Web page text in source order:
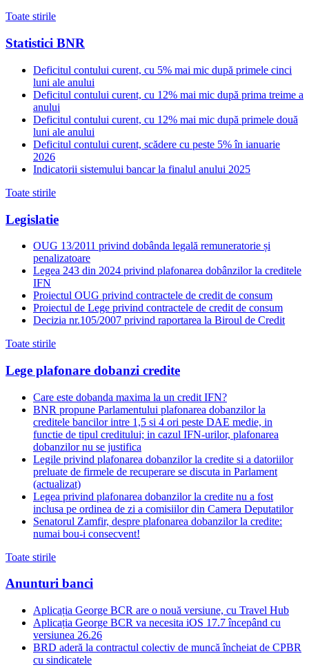
Toate stirile
Statistici BNR
Deficitul contului curent, cu 5% mai mic după primele cinci
luni ale anului
Deficitul contului curent, cu 12% mai mic după prima treime a
anului
Deficitul contului curent, cu 12% mai mic după primele două
luni ale anului
Deficitul contului curent, scădere cu peste 5% în ianuarie
2026
Indicatorii sistemului bancar la finalul anului 2025
Toate stirile
Legislatie
OUG 13/2011 privind dobânda legală remuneratorie și
penalizatoare
Legea 243 din 2024 privind plafonarea dobânzilor la creditele
IFN
Proiectul OUG privind contractele de credit de consum
Proiectul de Lege privind contractele de credit de consum
Decizia nr.105/2007 privind raportarea la Biroul de Credit
Toate stirile
Lege plafonare dobanzi credite
Care este dobanda maxima la un credit IFN?
BNR propune Parlamentului plafonarea dobanzilor la
creditele bancilor intre 1,5 si 4 ori peste DAE medie, in
functie de tipul creditului; in cazul IFN-urilor, plafonarea
dobanzilor nu se justifica
Legile privind plafonarea dobanzilor la credite si a datoriilor
preluate de firmele de recuperare se discuta in Parlament
(actualizat)
Legea privind plafonarea dobanzilor la credite nu a fost
inclusa pe ordinea de zi a comisiilor din Camera Deputatilor
Senatorul Zamfir, despre plafonarea dobanzilor la credite:
numai bou-i consecvent!
Toate stirile
Anunturi banci
Aplicația George BCR are o nouă versiune, cu Travel Hub
Aplicația George BCR va necesita iOS 17.7 începând cu
versiunea 26.26
BRD aderă la contractul colectiv de muncă încheiat de CPBR
cu sindicatele